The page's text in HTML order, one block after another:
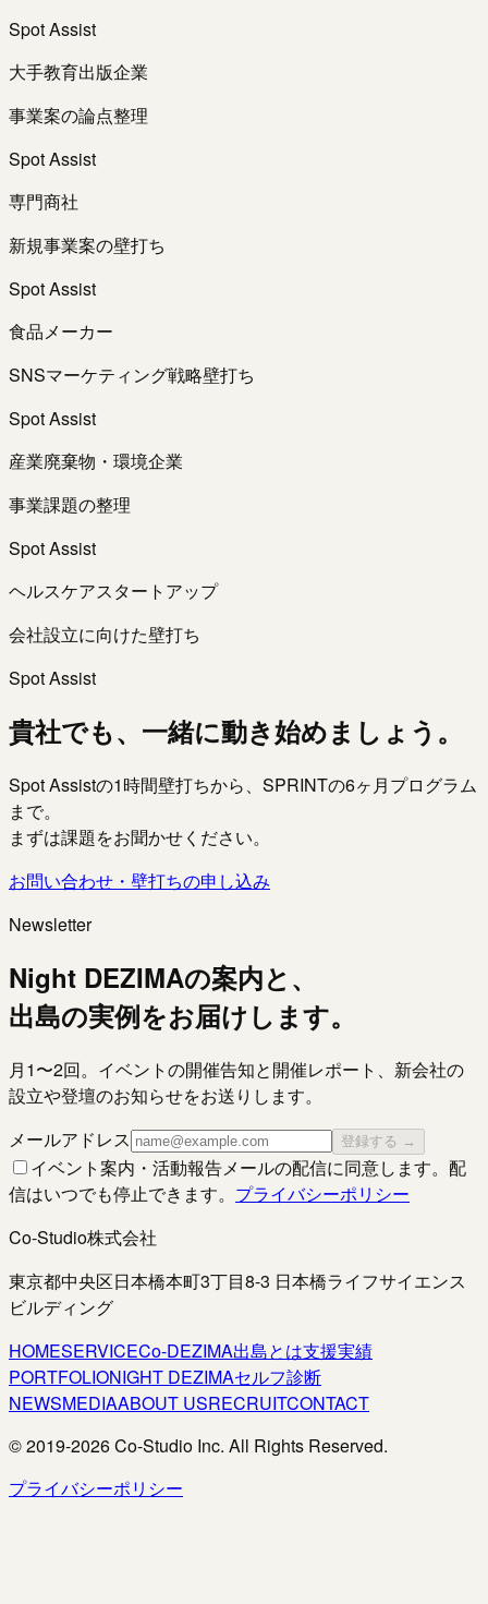
Spot Assist
大手教育出版企業
事業案の論点整理
Spot Assist
専門商社
新規事業案の壁打ち
Spot Assist
食品メーカー
SNSマーケティング戦略壁打ち
Spot Assist
産業廃棄物・環境企業
事業課題の整理
Spot Assist
ヘルスケアスタートアップ
会社設立に向けた壁打ち
Spot Assist
貴社でも、一緒に動き始めましょう。
Spot Assistの1時間壁打ちから、SPRINTの6ヶ月プログラム
まで。
まずは課題をお聞かせください。
お問い合わせ・壁打ちの申し込み
Newsletter
Night DEZIMAの案内と、
出島の実例をお届けします。
月1〜2回。イベントの開催告知と開催レポート、新会社の
設立や登壇のお知らせをお送りします。
メールアドレス
登録する →
イベント案内・活動報告メールの配信に同意します。配
信はいつでも停止できます。 プライバシーポリシー
Co-Studio株式会社
東京都中央区日本橋本町3丁目8-3 日本橋ライフサイエンス
ビルディング
HOMESERVICECo-DEZIMA出島とは支援実績
PORTFOLIONIGHT DEZIMAセルフ診断
NEWSMEDIAABOUT USRECRUITCONTACT
© 2019-2026Co-Studio Inc. All Rights Reserved.
プライバシーポリシー